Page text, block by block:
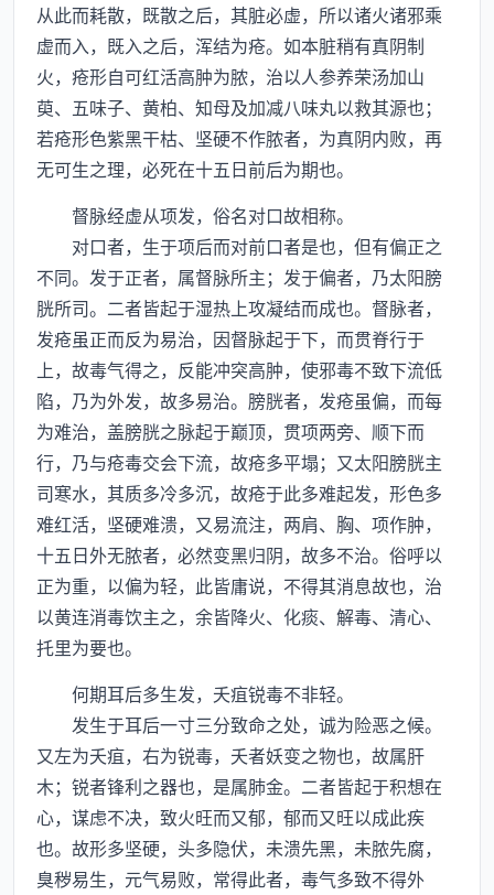
从此而耗散，既散之后，其脏必虚，所以诸火诸邪乘
虚而入，既入之后，浑结为疮。如本脏稍有真阴制
火，疮形自可红活高肿为脓，治以人参养荣汤加山
萸、五味子、黄柏、知母及加减八味丸以救其源也；
若疮形色紫黑干枯、坚硬不作脓者，为真阴内败，再
无可生之理，必死在十五日前后为期也。
督脉经虚从项发，俗名对口故相称。
对口者，生于项后而对前口者是也，但有偏正之
不同。发于正者，属督脉所主；发于偏者，乃太阳膀
胱所司。二者皆起于湿热上攻凝结而成也。督脉者，
发疮虽正而反为易治，因督脉起于下，而贯脊行于
上，故毒气得之，反能冲突高肿，使邪毒不致下流低
陷，乃为外发，故多易治。膀胱者，发疮虽偏，而每
为难治，盖膀胱之脉起于巅顶，贯项两旁、顺下而
行，乃与疮毒交会下流，故疮多平塌；又太阳膀胱主
司寒水，其质多冷多沉，故疮于此多难起发，形色多
难红活，坚硬难溃，又易流注，两肩、胸、项作肿，
十五日外无脓者，必然变黑归阴，故多不治。俗呼以
正为重，以偏为轻，此皆庸说，不得其消息故也，治
以黄连消毒饮主之，余皆降火、化痰、解毒、清心、
托里为要也。
何期耳后多生发，夭疽锐毒不非轻。
发生于耳后一寸三分致命之处，诚为险恶之候。
又左为夭疽，右为锐毒，夭者妖变之物也，故属肝
木；锐者锋利之器也，是属肺金。二者皆起于积想在
心，谋虑不决，致火旺而又郁，郁而又旺以成此疾
也。故形多坚硬，头多隐伏，未溃先黑，未脓先腐，
臭秽易生，元气易败，常得此者，毒气多致不得外